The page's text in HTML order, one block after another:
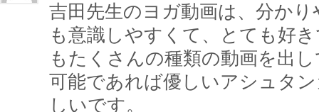
心身のリフレッシュ、ストレス解消など
に繋がるレッスンです。
☆ワンポイントアドバイス☆
吉田先生のヨガ動画は、分か
も意識しやすくて、とても好
もたくさんの種類の動画を出
可能であれば優しいアシュタ
しいです。